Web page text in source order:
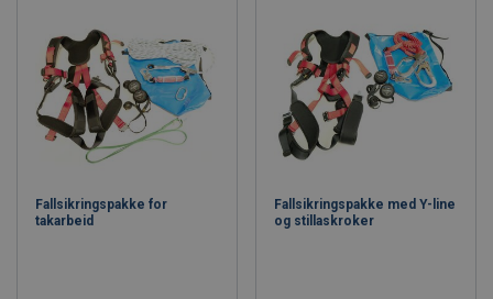
Fallsikringspakke for
takarbeid
Fallsikringspakke med Y-line
og stillaskroker